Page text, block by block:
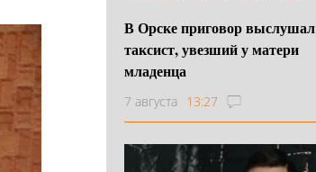
В Орске приговор выслушал
таксист, увезший у матери
младенца
7 августа 13:27